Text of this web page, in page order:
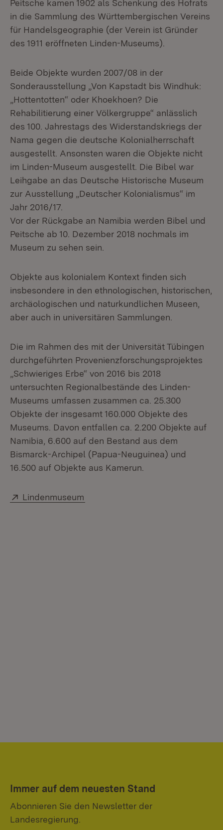
Peitsche kamen 1902 als Schenkung des Hofrats
in die Sammlung des Württembergischen Vereins
für Handelsgeographie (der Verein ist Gründer
des 1911 eröffneten Linden-Museums).
Beide Objekte wurden 2007/08 in der
Sonderausstellung „Von Kapstadt bis Windhuk:
„Hottentotten“ oder Khoekhoen? Die
Rehabilitierung einer Völkergruppe“ anlässlich
des 100. Jahrestags des Widerstandskriegs der
Nama gegen die deutsche Kolonialherrschaft
ausgestellt. Ansonsten waren die Objekte nicht
im Linden-Museum ausgestellt. Die Bibel war
Leihgabe an das Deutsche Historische Museum
zur Ausstellung „Deutscher Kolonialismus“ im
Jahr 2016/17.
Vor der Rückgabe an Namibia werden Bibel und
Peitsche ab 10. Dezember 2018 nochmals im
Museum zu sehen sein.
Objekte aus kolonialem Kontext finden sich
insbesondere in den ethnologischen, historischen,
archäologischen und naturkundlichen Museen,
aber auch in universitären Sammlungen.
Die im Rahmen des mit der Universität Tübingen
durchgeführten Provenienzforschungsprojektes
„Schwieriges Erbe“ von 2016 bis 2018
untersuchten Regionalbestände des Linden-
Museums umfassen zusammen ca. 25.300
Objekte der insgesamt 160.000 Objekte des
Museums. Davon entfallen ca. 2.200 Objekte auf
Namibia, 6.600 auf den Bestand aus dem
Bismarck-Archipel (Papua-Neuguinea) und
16.500 auf Objekte aus Kamerun.
Extern:
Lindenmuseum
Immer auf dem neuesten Stand
Abonnieren Sie den Newsletter der
Landesregierung.